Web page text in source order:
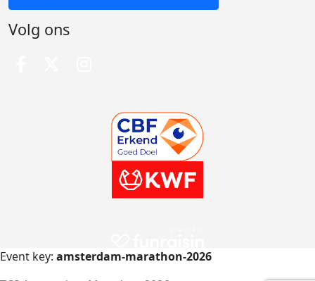
Volg ons
Event key: amsterdam-marathon-2026